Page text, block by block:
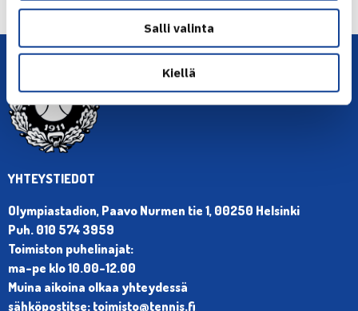
Salli valinta
Kiellä
YHTEYSTIEDOT
Olympiastadion, Paavo Nurmen tie 1, 00250 Helsinki
Puh. 010 574 3959
Toimiston puhelinajat:
ma-pe klo 10.00-12.00
Muina aikoina olkaa yhteydessä
sähköpostitse: toimisto@tennis.fi